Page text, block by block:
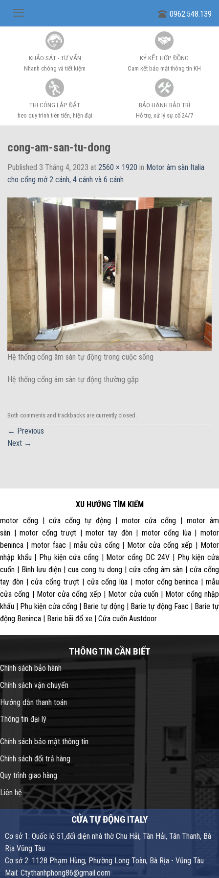
0962.548.139
KHẢO SÁT - TƯ VẤN
Nhanh chóng và tiết kiệm
KÝ KẾT HỢP ĐỒNG
Cam kết bảo mật thông tin KH
THI CÔNG LẮP ĐẶT
heo quy trình tiên tiến, hiện đại
BẢO HÀNH BẢO TRÌ
Hỗ trợ, xử lý sự cố 24/7
cong-am-san-tu-dong
Published 3 Tháng 4, 2023 at 2560 × 1920 in Motor âm sàn Italia
cho cổng mở 2 cánh, 4 cánh và 6 cánh
Hệ thống cổng âm sàn tự động trong cuộc sống
Hệ thống cổng âm sàn tự động thường gặp
Both comments and trackbacks are currently closed.
← Previous
Next →
XU HƯỚNG TÌM KIẾM
motor cổng | cửa cổng tự động | motor cửa cổng | motor âm
sàn | motor cổng trượt | motor tay đòn | motor cổng lùa | motor
beninca | motor faac | mẫu cửa cổng | Motor cửa cổng xếp | Motor
nhập khẩu | Phụ kiện cửa cổng | Motor cổng DC 24V | Phụ kiện cửa
cuốn | Bình lưu điện | cua cong tu dong | cửa cổng âm sàn | cửa cổng
tay đòn | cửa cổng trượt | cửa cổng lùa | motor cổng beninca | mẫu
cửa cổng | Motor cửa cổng xếp | Motor cửa cuốn | Motor cổng nhập
khẩu | Phụ kiện cửa cổng | Barie tự động | Barie tự động Faac | Barie tự
động Beninca | Barie bãi đổ xe | Cửa cuốn Austdoor
THÔNG TIN CẦN BIẾT
Chính sách bảo hành
Chính sách vận chuyển
Hướng dẫn thanh toán
Thông tin đại lý
Chính sách bảo mật thông tin
Chính sách đổi trả hàng
Quy trình giao hàng
Liên hệ
CỬA TỰ ĐỘNG ITALY
Cơ sở 1: Quốc lộ 51,đối diện nhà thờ Chu Hải, Tân Hải, Tân Thanh, Bà
Rịa Vũng Tàu
Cơ sở 2: 1128 Phạm Hùng, Phường Long Toàn, Bà Rịa - Vũng Tàu
Mail: Ctythanhphong86@gmail.com